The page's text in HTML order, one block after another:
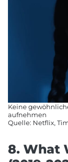
Keine
aufnehmen
Quelle: Netflix,
8. What